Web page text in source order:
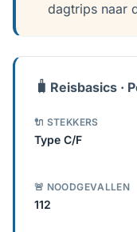
dagtrips naar
🧳 Reisbasics ·
🔌 STEKKERS
Type C/F
🚨 NOODGEVALLEN
112